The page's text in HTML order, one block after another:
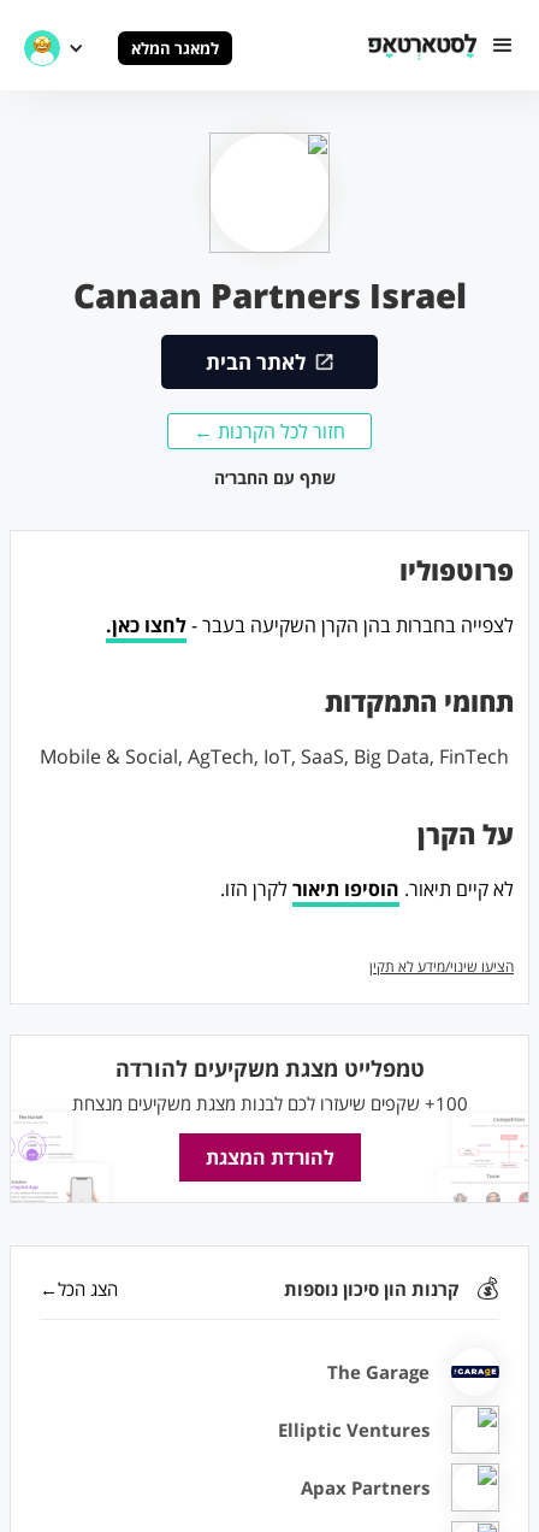
למאגר המלא
Canaan Partners Israel
לאתר הבית
חזור לכל הקרנות ←
שתף עם החבר׳ה
פרוטפוליו
לצפייה בחברות בהן הקרן השקיעה בעבר -לחצו כאן.
תחומי התמקדות
Mobile & Social, AgTech, IoT, SaaS, Big Data, FinTech
על הקרן
לא קיים תיאור. הוסיפו תיאורלקרן הזו.
הציעו שינוי/מידע לא תקין
טמפלייט מצגת משקיעים להורדה
100+ שקפים שיעזרו לכם לבנות מצגת משקיעים מנצחת
להורדת המצגת
💰 קרנות הון סיכון נוספות הצג הכל←
The Garage
Elliptic Ventures
Apax Partners